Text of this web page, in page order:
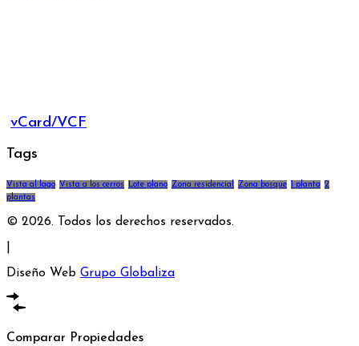
vCard/VCF
Tags
Vista al lago Vista a los cerros Lote plano Zona residencial Zona bosque 1 planta 2
plantas
© 2026. Todos los derechos reservados.
Diseño Web Grupo Globaliza
Comparar Propiedades